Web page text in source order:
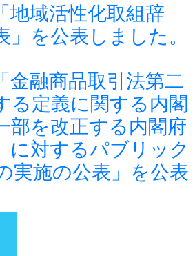
地域活性化取組辞
」を公表しました。
金融商品取引法第二
る定義に関する内閣
部を改正する内閣府
に対するパブリック
実施の公表」を公表